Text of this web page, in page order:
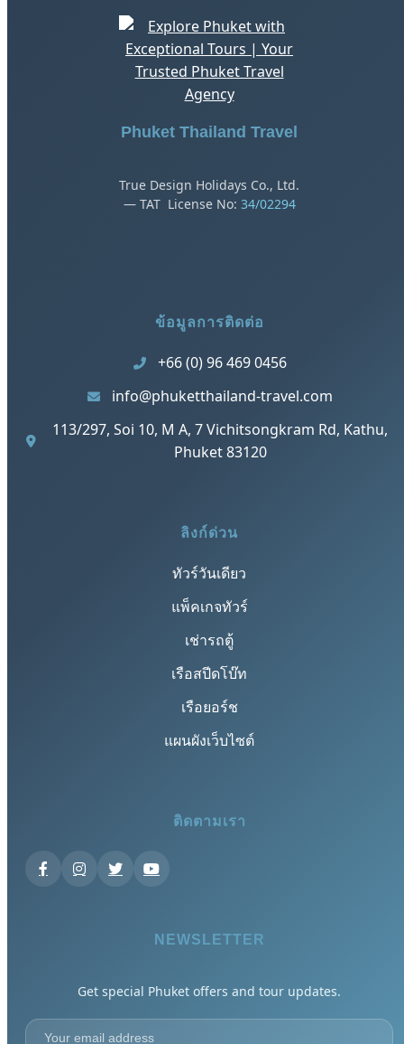
Phuket Thailand Travel
True Design Holidays Co., Ltd.
— TAT License No: 34/02294
ข้อมูลการติดต่อ
+66 (0) 96 469 0456
info@phuketthailand-travel.com
113/297, Soi 10, M A, 7 Vichitsongkram Rd, Kathu,
Phuket 83120
ลิงก์ด่วน
ทัวร์วันเดียว
แพ็คเกจทัวร์
เช่ารถตู้
เรือสปีดโบ๊ท
เรือยอร์ช
แผนผังเว็บไซต์
ติดตามเรา
NEWSLETTER
Get special Phuket offers and tour updates.